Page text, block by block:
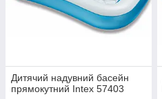
Дитячий надувний басейн
прямокутний Intex 57403